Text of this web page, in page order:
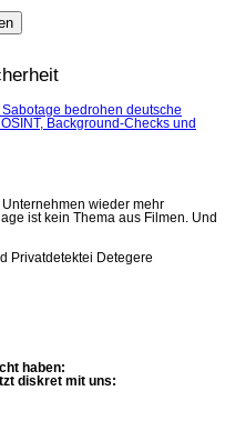
wieder mehr
ist kein Thema aus Filmen. Und
haben:
diskret mit uns: